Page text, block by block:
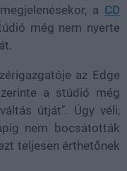
a CD
még nem nyerte
az Edge
a stúdió még
útját". Úgy véli,
nem bocsátották
teljesen érthetőnek